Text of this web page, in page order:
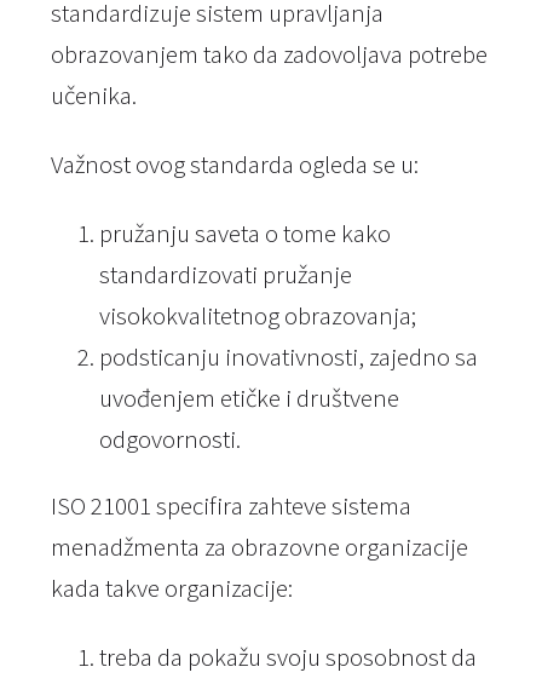
standardizuje sistem upravljanja
obrazovanjem tako da zadovoljava potrebe
učenika.
Važnost ovog standarda ogleda se u:
pružanju saveta o tome kako
standardizovati pružanje
visokokvalitetnog obrazovanja;
podsticanju inovativnosti, zajedno sa
uvođenjem etičke i društvene
odgovornosti.
ISO 21001 specifira zahteve sistema
menadžmenta za obrazovne organizacije
kada takve organizacije:
treba da pokažu svoju sposobnost da